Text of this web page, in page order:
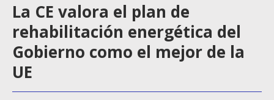
La CE valora el plan de
rehabilitación energética del
Gobierno como el mejor de la
UE